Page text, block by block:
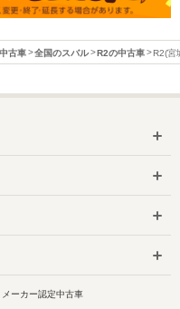
古車 全国のスバル R2の中古車 R2(宮
メーカー認定中古車